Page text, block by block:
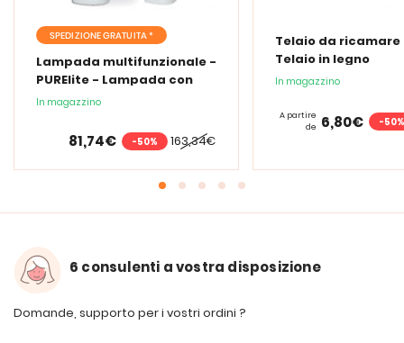
SPEDIZIONE GRATUITA *
Lampada multifunzionale -
PURElite - Lampada con
lente d'ingrandimento
In magazzino
163,34€
81,74€ -50%
Telaio da ricamare
Telaio in legno
In magazzino
A partire
de 6,80€ -50%
6 consulenti a vostra disposizione
Domande, supporto per i vostri ordini ?